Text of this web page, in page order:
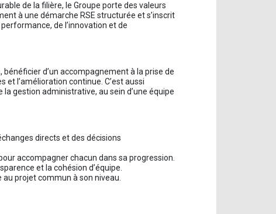
de la filière, le Groupe porte des valeurs
à une démarche RSE structurée et s’inscrit
de l’innovation et de
d’un accompagnement à la prise de
l’amélioration continue. C’est aussi
gestion administrative, au sein d’une équipe
directs et des décisions
accompagner chacun dans sa progression.
et la cohésion d’équipe.
projet commun à son niveau.